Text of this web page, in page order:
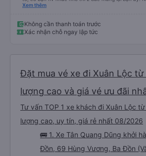
xấu thì mình ngược lại nha. Bạn ấy nhắc nhở rất
bạn ấy nha. Nếu bạn ấy bị trừ thì bảo bạn ấy liên hệ
trợ ạ. Số mình đuôi 666, chuyến ĐH-NT ngày 16/1.
iu còn đổi cho mình phòng đơn sang đôi xong còn
Xem thêm
Không cần thanh toán trước
Xác nhận chỗ ngay lập tức
Đặt mua vé xe đi Xuân Lộc
lượng cao và giá vé ưu đãi
Tư vấn TOP 1 xe khách đi Xuân Lộc
lượng cao, uy tín, giá rẻ nhất 08/2026
🚌 1. Xe Tân Quang Dũng khởi
Đồn, 69 Hùng Vương, Ba Đồn